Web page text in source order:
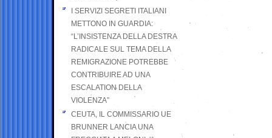
I SERVIZI SEGRETI ITALIANI
METTONO IN GUARDIA:
“L’INSISTENZA DELLA DESTRA
RADICALE SUL TEMA DELLA
REMIGRAZIONE POTREBBE
CONTRIBUIRE AD UNA
ESCALATION DELLA
VIOLENZA”
CEUTA, IL COMMISSARIO UE
BRUNNER LANCIA UNA